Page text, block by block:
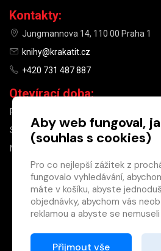
×
Máte u
účet?
Kontakty:
Jungmannova 14, 110 00 Praha 1
knihy@krakatit.cz
+420 731 487 887
Otevírací doba:
PO–PÁ
SO
10:00–13:00
NE
Aby web fungoval,
(souhlas s cookies)
Pro co nejlepší zážitek z
fungovalo vyhledávání,
máte v košíku, abyste
objednávky, abychom vás
reklamou a abyste se
Proto od vás potřebujeme
Přijmout vše